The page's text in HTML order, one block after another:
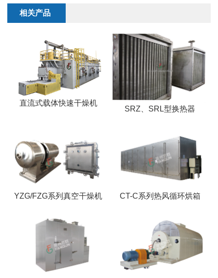
相关产品
直流式载体快速干燥机
SRZ、SRL型换热器
YZG/FZG系列真空干燥机 CT-C系列热风循环烘箱